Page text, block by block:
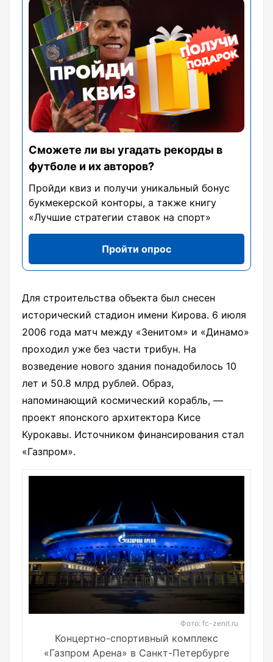
Сможете ли вы угадать рекорды в
футболе и их авторов?
Пройди квиз и получи уникальный бонус
букмекерской конторы, а также книгу
«Лучшие стратегии ставок на спорт»
Пройти опрос
Для строительства объекта был снесен
исторический стадион имени Кирова. 6 июля
2006 года матч между «Зенитом» и «Динамо»
проходил уже без части трибун. На
возведение нового здания понадобилось 10
лет и 50.8 млрд рублей. Образ,
напоминающий космический корабль, —
проект японского архитектора Кисе
Курокавы. Источником финансирования стал
«Газпром».
Фото: fc-zenit.ru
Концертно-спортивный комплекс
«Газпром Арена» в Санкт-Петербурге